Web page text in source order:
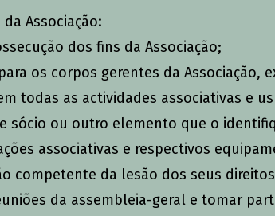
Associação:
dos fins da Associação;
os corpos gerentes da Associação,
todas as actividades associativas e
sócio ou outro elemento que o
associativas e respectivos
competente da lesão dos seus
da assembleia-geral e tomar